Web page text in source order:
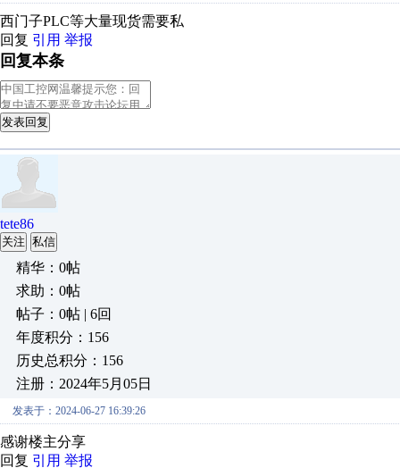
西门子PLC等大量现货需要私
回复 引用 举报
回复本条
发表回复
tete86
关注 私信
精华：0帖
求助：0帖
帖子：0帖 | 6回
年度积分：156
历史总积分：156
注册：2024年5月05日
发表于：2024-06-27 16:39:26
感谢楼主分享
回复 引用 举报